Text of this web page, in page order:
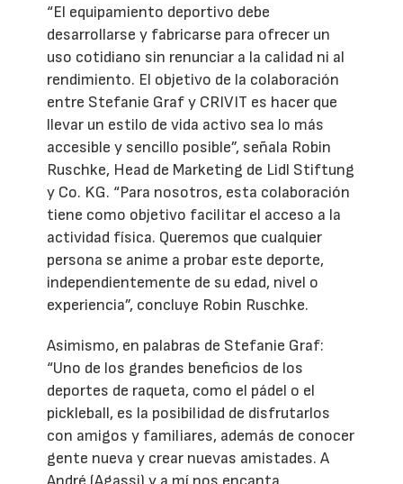
“El equipamiento deportivo debe
desarrollarse y fabricarse para ofrecer un
uso cotidiano sin renunciar a la calidad ni al
rendimiento. El objetivo de la colaboración
entre Stefanie Graf y CRIVIT es hacer que
llevar un estilo de vida activo sea lo más
accesible y sencillo posible”, señala Robin
Ruschke, Head de Marketing de Lidl Stiftung
y Co. KG. “Para nosotros, esta colaboración
tiene como objetivo facilitar el acceso a la
actividad física. Queremos que cualquier
persona se anime a probar este deporte,
independientemente de su edad, nivel o
experiencia”, concluye Robin Ruschke.
Asimismo, en palabras de Stefanie Graf:
“Uno de los grandes beneficios de los
deportes de raqueta, como el pádel o el
pickleball, es la posibilidad de disfrutarlos
con amigos y familiares, además de conocer
gente nueva y crear nuevas amistades. A